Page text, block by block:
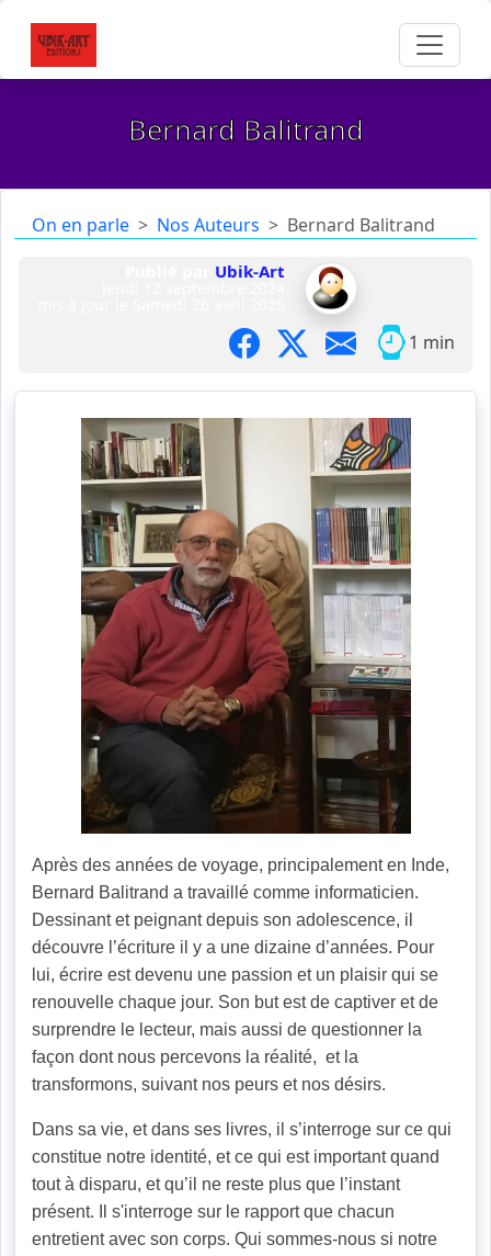
Bernard Balitrand
On en parle Nos Auteurs Bernard Balitrand
Ubik-Art
1 min
Après des années de voyage, principalement en Inde,
Bernard Balitrand a travaillé comme informaticien.
Dessinant et peignant depuis son adolescence, il
découvre l’écriture il y a une dizaine d’années. Pour
lui, écrire est devenu une passion et un plaisir qui se
renouvelle chaque jour. Son but est de captiver et de
surprendre le lecteur, mais aussi de questionner la
façon dont nous percevons la réalité, et la
transformons, suivant nos peurs et nos désirs.
Dans sa vie, et dans ses livres, il s’interroge sur ce qui
constitue notre identité, et ce qui est important quand
tout à disparu, et qu’il ne reste plus que l’instant
présent. Il s'interroge sur le rapport que chacun
entretient avec son corps. Qui sommes-nous si notre